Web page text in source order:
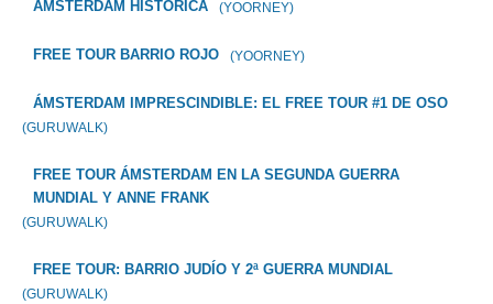
AMSTERDAM HISTORICA (YOORNEY)
FREE TOUR BARRIO ROJO (YOORNEY)
ÁMSTERDAM IMPRESCINDIBLE: EL FREE TOUR #1 DE OSO
(GURUWALK)
FREE TOUR ÁMSTERDAM EN LA SEGUNDA GUERRA
MUNDIAL Y ANNE FRANK
(GURUWALK)
FREE TOUR: BARRIO JUDÍO Y 2ª GUERRA MUNDIAL
(GURUWALK)